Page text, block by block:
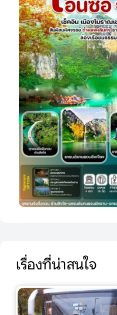
เรื่องที่น่าสนใจ